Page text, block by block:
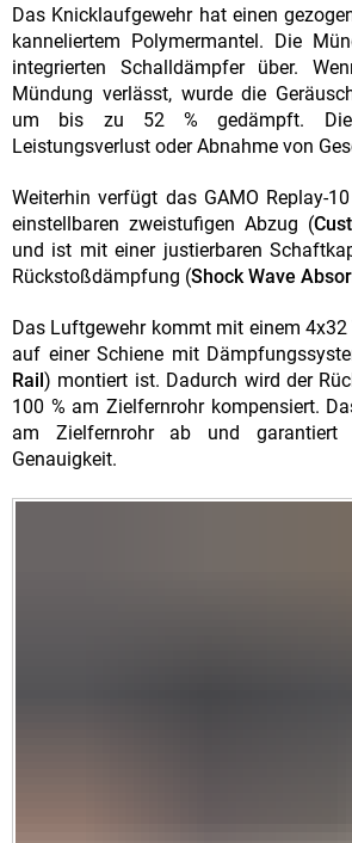
Das Knicklaufgewehr hat einen
kanneliertem Polymermantel. Die
integrierten Schalldämpfer über.
Mündung verlässt, wurde die
um bis zu 52 % gedämpft.
Leistungsverlust oder Abnahme von
Weiterhin verfügt das GAMO Replay-
einstellbaren zweistufigen Abzug (
und ist mit einer justierbaren
Rückstoßdämpfung (Shock Wave
Das Luftgewehr kommt mit einem 4x32
auf einer Schiene mit
Rail ) montiert ist. Dadurch wird der
100 % am Zielfernrohr kompensiert.
am Zielfernrohr ab und garantiert
Genauigkeit.